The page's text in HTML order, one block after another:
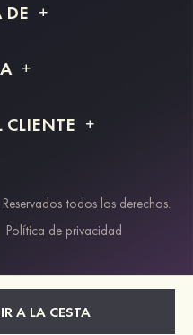
A LA CESTA
DE
envío
pago
trabajadores clave
todos los derechos.
Política de privacidad